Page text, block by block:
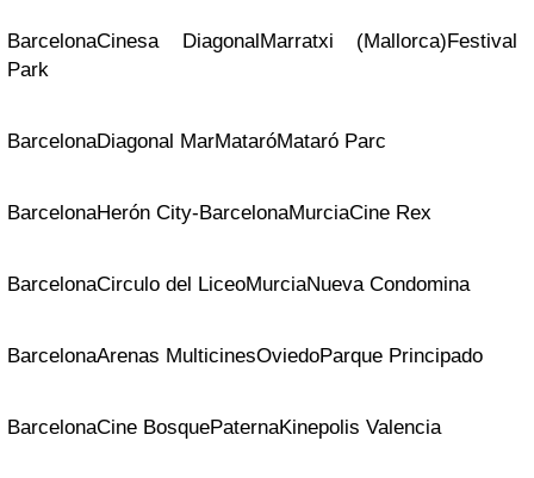
BarcelonaCinesa DiagonalMarratxi (Mallorca)Festival
Park
BarcelonaDiagonal MarMataróMataró Parc
BarcelonaHerón City-BarcelonaMurciaCine Rex
BarcelonaCirculo del LiceoMurciaNueva Condomina
BarcelonaArenas MulticinesOviedoParque Principado
BarcelonaCine BosquePaternaKinepolis Valencia